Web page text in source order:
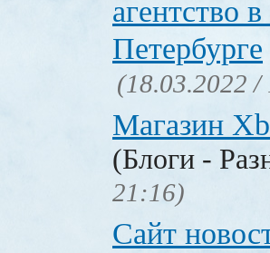
агентство
Петербурге
(18.03.2022 /
Магазин
(Блоги -
21:16)
Сайт